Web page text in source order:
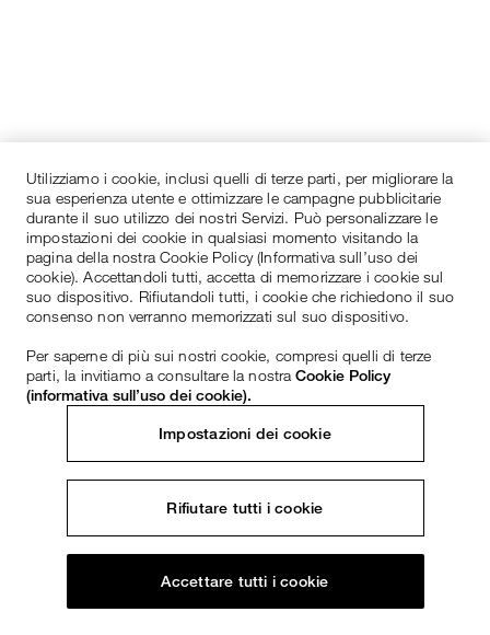
Utilizziamo i cookie, inclusi quelli di terze parti, per migliorare la
sua esperienza utente e ottimizzare le campagne pubblicitarie
durante il suo utilizzo dei nostri Servizi. Può personalizzare le
impostazioni dei cookie in qualsiasi momento visitando la
pagina della nostra Cookie Policy (Informativa sull’uso dei
cookie). Accettandoli tutti, accetta di memorizzare i cookie sul
suo dispositivo. Rifiutandoli tutti, i cookie che richiedono il suo
consenso non verranno memorizzati sul suo dispositivo.
Per saperne di più sui nostri cookie, compresi quelli di terze
parti, la invitiamo a consultare la nostraCookie Policy
(informativa sull’uso dei cookie).
Impostazioni dei cookie
Rifiutare tutti i cookie
Accettare tutti i cookie